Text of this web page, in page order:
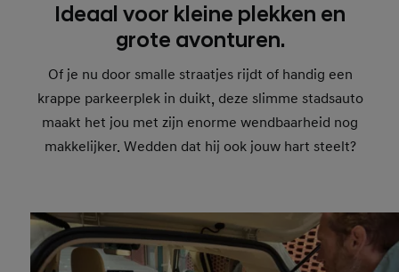
Ideaal voor kleine plekken en
grote avonturen.
Of je nu door smalle straatjes rijdt of handig een
krappe parkeerplek in duikt, deze slimme stadsauto
maakt het jou met zijn enorme wendbaarheid nog
makkelijker. Wedden dat hij ook jouw hart steelt?